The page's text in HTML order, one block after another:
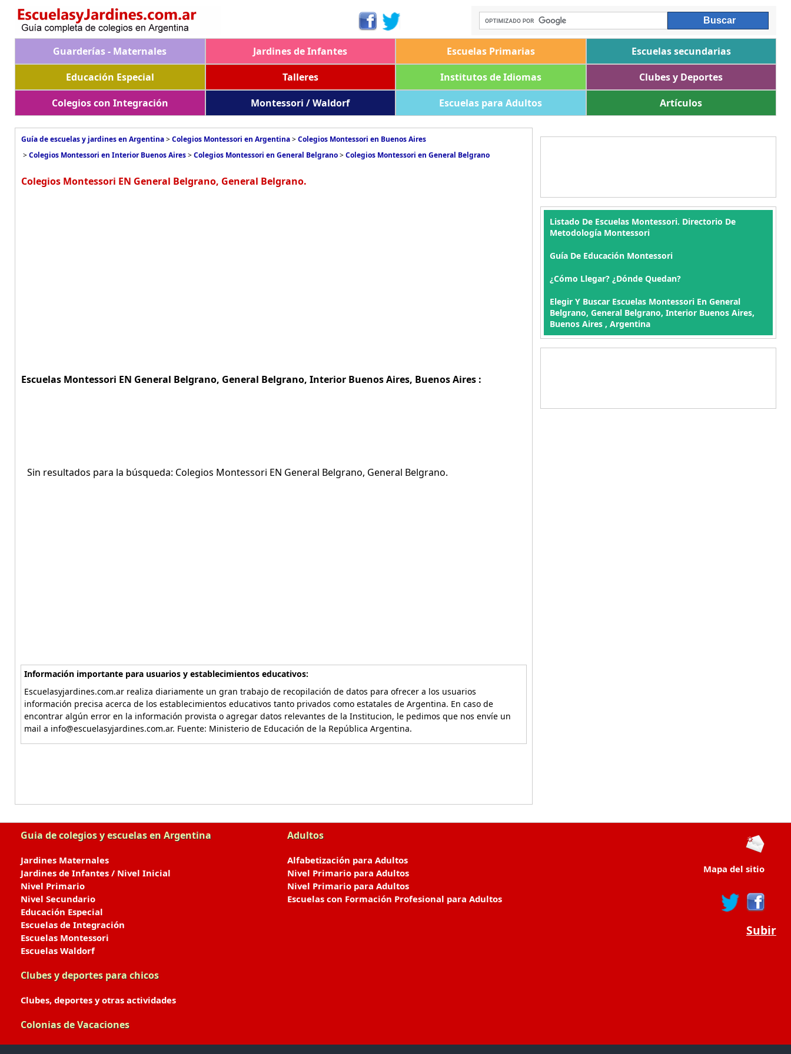
Guarderías - Maternales Jardines de Infantes Escuelas Primarias
Escuelas secundarias
Educación Especial
Talleres Institutos de Idiomas
Clubes y Deportes
Colegios con Integración
Montessori / Waldorf Escuelas para Adultos Artículos
Guía de escuelas y jardines en Argentina>Colegios Montessori en Argentina>Colegios Montessori en Buenos Aires
>Colegios Montessori en Interior Buenos Aires>Colegios Montessori en General Belgrano>Colegios Montessori en General Belgrano
Colegios Montessori EN General Belgrano, General Belgrano.
Escuelas Montessori EN General Belgrano, General Belgrano, Interior Buenos Aires, Buenos Aires :
Sin resultados para la búsqueda: Colegios Montessori EN General Belgrano, General Belgrano.
Información importante para usuarios y establecimientos educativos:
Escuelasyjardines.com.ar realiza diariamente un gran trabajo de recopilación de datos para ofrecer a los usuarios
información precisa acerca de los establecimientos educativos tanto privados como estatales de Argentina. En caso de
encontrar algún error en la información provista o agregar datos relevantes de la Institucion, le pedimos que nos envíe un
mail a info@escuelasyjardines.com.ar. Fuente: Ministerio de Educación de la República Argentina.
Listado De Escuelas Montessori. Directorio De
Metodología Montessori
Guía De Educación Montessori
¿Cómo Llegar? ¿Dónde Quedan?
Elegir Y Buscar Escuelas Montessori En General
Belgrano, General Belgrano, Interior Buenos Aires,
Buenos Aires , Argentina
Guia de colegios y escuelas en Argentina
Jardines Maternales
Jardines de Infantes / Nivel Inicial
Nivel Primario
Nivel Secundario
Educación Especial
Escuelas de Integración
Escuelas Montessori
Escuelas Waldorf
Clubes y deportes para chicos
Clubes, deportes y otras actividades
Colonias de Vacaciones
Adultos
Alfabetización para Adultos
Nivel Primario para Adultos
Nivel Primario para Adultos
Escuelas con Formación Profesional para Adultos
Mapa del sitio
Subir